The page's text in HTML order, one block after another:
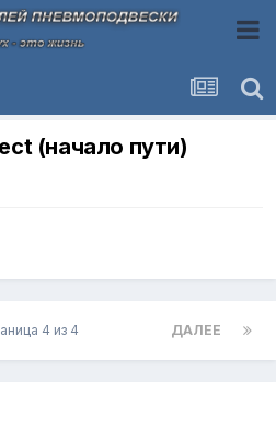
(начало пути)
ДАЛЕЕ
4 из 4